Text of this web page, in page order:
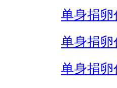
单身捐卵
单身捐
单身捐卵